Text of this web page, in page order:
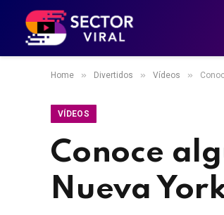
Home » Divertidos » Vídeos »
VÍDEOS
Conoce
Nueva